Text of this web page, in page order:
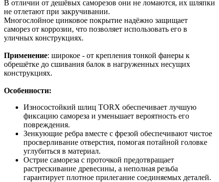
В отличии от дешёвых саморезов они не ломаются, их шляпки
не отлетают при закручивании.
Многослойное цинковое покрытие надёжно защищает
саморез от коррозии, что позволяет использовать его в
уличных конструкциях.
Применение: широкое - от крепления тонкой фанеры к
обрешётке до сшивания балок в нагруженных несущих
конструкциях.
Особенности:
Износостойкий шлиц TORX обеспечивает лучшую
фиксацию самореза и уменьшает вероятность его
повреждения.
Зенкующие ребра вместе с фрезой обеспечивают чистое
просверливание отверстия, помогая потайной головке
углубиться в материал.
Острие самореза с проточкой предотвращает
растрескивание древесины, а неполная резьба
гарантирует плотное прилегание соединяемых деталей.